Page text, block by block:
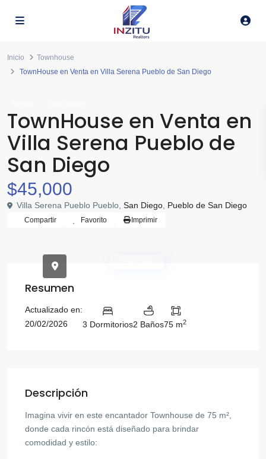
Inicio
Townhouse
TownHouse en Venta en Villa Serena Pueblo de San Diego
TownHouse en Venta en
Villa Serena Pueblo de
San Diego
$45,000
Villa Serena Pueblo Pueblo, San Diego Pueblo de San Diego
Compartir Favorito Imprimir
Resumen
Actualizado en:
20/02/2026
3 Dormitorios2 Baños75 m2
Descripción
Imagina vivir en este encantador Townhouse de 75 m²,
donde cada rincón está diseñado para brindar
comodidad y estilo: